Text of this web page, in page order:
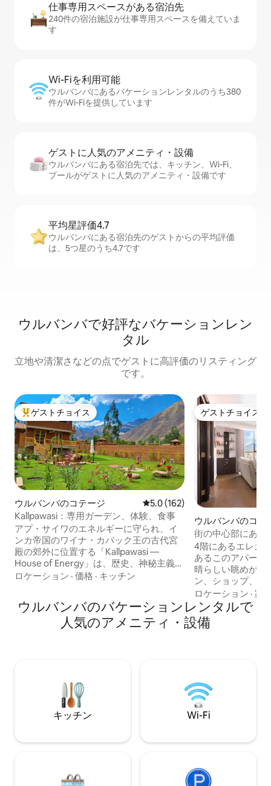
仕事専用ス⁠ペ⁠ー⁠スがあ⁠る宿⁠泊⁠先
240件の宿泊施設が仕事専用スペースを備えていま
す
Wi-Fiを利⁠用⁠可⁠能
ウルバンバにあるバケーションレンタルのうち380
件がWi-Fiを提供しています
ゲストに人⁠気⁠のア⁠メ⁠ニ⁠テ⁠ィ・設⁠備
ウルバンバにある宿泊先では、キッチン、Wi-Fi、
プールがゲストに人気のアメニティ・設備です
平均星評価4.7
ウルバンバにある宿泊先のゲストからの平均評価
は、5つ星のうち4.7です
ウルバンバで好評なバケーションレン
タル
立地や清潔さなどの点でゲストに高評価のリスティング
です。
大好評のゲストチョイスです。
ゲストチョイス
ウルバンバのコテージ レビュー162件、5つ星中5.0つ
5.0 (162)
Kallpawasi：専用ガーデン、体験、食事
アプ・サイワのエネルギーに守られ、イ
ンカ帝国のワイナ・カパック王の古代宮
殿の郊外に位置する「Kallpawasi ―
House of Energy」は、歴史、神秘主義、
そして聖なる谷の先祖代々受け継がれる
芸、アンデスの農業芸術、手作りの木工
細工、アンデスの織物、花咲く専用の庭
園、そして温かく本物の雰囲気を備えた
ロケーション · 価格 · キッチン
ゲストチョイス
ゲストチョイス
ウルバンバのコン
街の中心部にある
ション・アパート
4階にあるエレガ
あるこのアパート
晴らしい眺めが楽
ン、ショップ、駅
ど、あらゆる場
リビングとダイニ
ン、ジャグジーバ
ム、ランドリール
お気軽にご連絡く
ロケーション ·家
ウルバンバのバケーションレンタルで
人気のアメニティ・設備
キッチン Wi-Fi